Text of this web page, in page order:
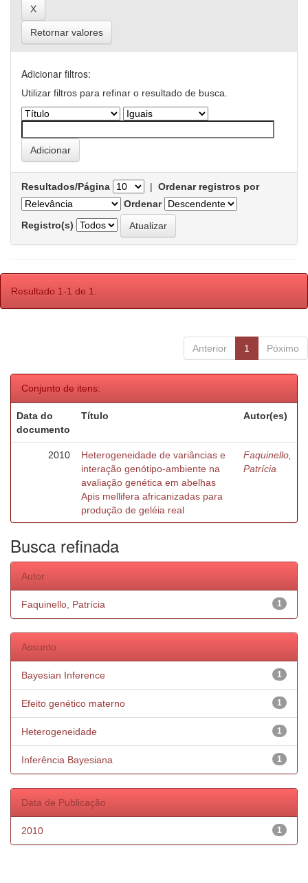
Retornar valores
Adicionar filtros:
Utilizar filtros para refinar o resultado de busca.
Resultados/Página | Ordenar registros por
Ordenar
Registro(s)
Resultado 1-1 de 1.
Anterior 1 Póximo
Conjunto de itens:
Data do
documento
Título Autor(es)
2010
Heterogeneidade de variâncias e
interação genótipo-ambiente na
avaliação genética em abelhas
Apis mellifera africanizadas para
produção de geléia real
Faquinello,
Patrícia
Busca refinada
Autor
1
Faquinello, Patrícia
Assunto
1
Bayesian Inference
1
Efeito genético materno
1
Heterogeneidade
1
Inferência Bayesiana
Data de Publicação
1
2010